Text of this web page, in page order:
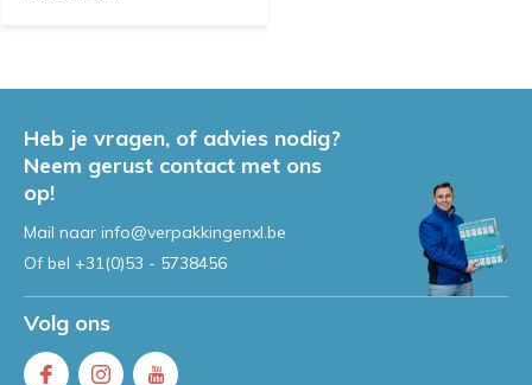
Heb je vragen, of advies nodig?
Neem gerust contact met ons
op!
Mail naar info@verpakkingenxl.be
Of bel +31(0)53 - 5738456
Volg ons